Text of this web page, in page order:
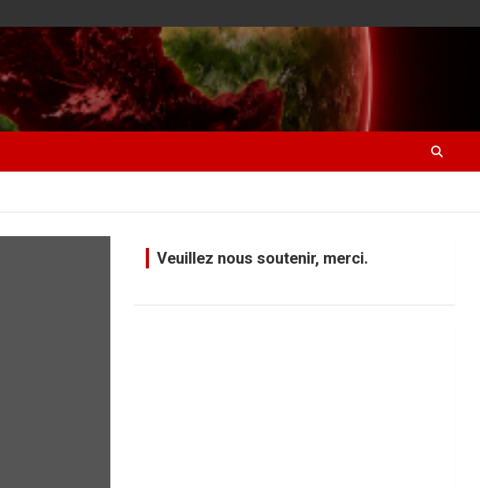
Veuillez nous soutenir, merci.